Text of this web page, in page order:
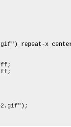
repeat-x